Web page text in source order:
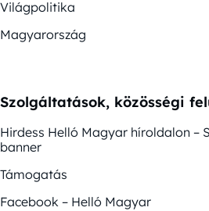
Világpolitika
Magyarország
Szolgáltatások, közösségi
Hirdess Helló Magyar híroldalon –
banner
Támogatás
Facebook – Helló Magyar